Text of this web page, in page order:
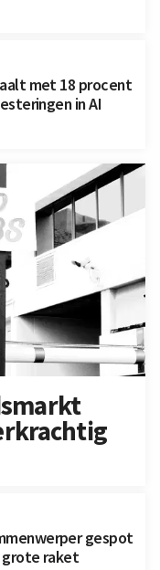
met 18 procent
in AI
gespot
raket